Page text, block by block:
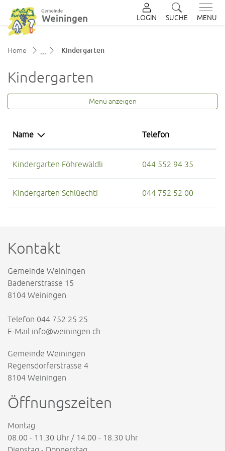
zur Startseite
Direkt zur Hauptnavigation
Direkt zum Inhalt
Direkt zur Suche
Direkt zum Stichwortverzeichnis
LOGIN SUCHE MENU
Home Kindergarten(ausgewählt)
Kindergarten
Menü anzeigen
Name Telefon
Kindergarten Föhrewäldli 044 552 94 35
Kindergarten Schlüechti 044 752 52 00
Kontakt
Gemeinde Weiningen
Badenerstrasse 15
8104 Weiningen
Telefon 044 752 25 25
E-Mail info@weiningen.ch
Gemeinde Weiningen
Regensdorferstrasse 4
8104 Weiningen
Öffnungszeiten
Montag
08.00 - 11.30 Uhr / 14.00 - 18.30 Uhr